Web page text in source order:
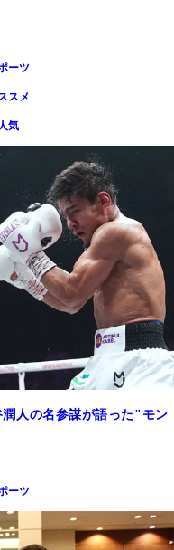
ーツ
スメ
気
人の名参謀が語った"モン
ーツ